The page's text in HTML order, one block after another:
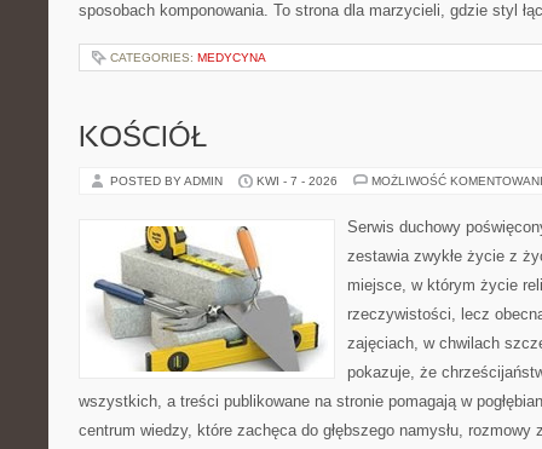
sposobach komponowania. To strona dla marzycieli, gdzie styl
CATEGORIES: MEDYCYNA
KOŚCIÓŁ
POSTED BY ADMIN KWI - 7 - 2026 MOŻLIWOŚĆ
Serwis duchowy
zestawia zwykłe życie z
miejsce, w którym życie
rzeczywistości, lecz
zajęciach, w chwilach
pokazuje, że
wszystkich, a treści publikowane na stronie pomagają w
centrum wiedzy, które zachęca do głębszego namysłu, rozmowy